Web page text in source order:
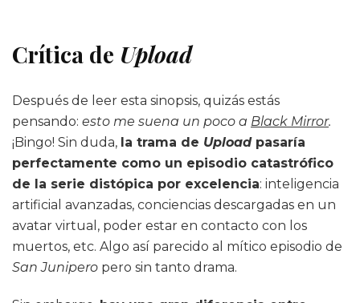
Crítica de Upload
Después de leer esta sinopsis, quizás estás
pensando: esto me suena un poco a Black Mirror.
¡Bingo! Sin duda, la trama de Uploadpasaría
perfectamente como un episodio catastrófico
de la serie distópica por excelencia: inteligencia
artificial avanzadas, conciencias descargadas en un
avatar virtual, poder estar en contacto con los
muertos, etc. Algo así parecido al mítico episodio de
San Junipero pero sin tanto drama.